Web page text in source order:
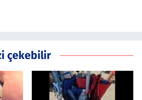
çekebilir